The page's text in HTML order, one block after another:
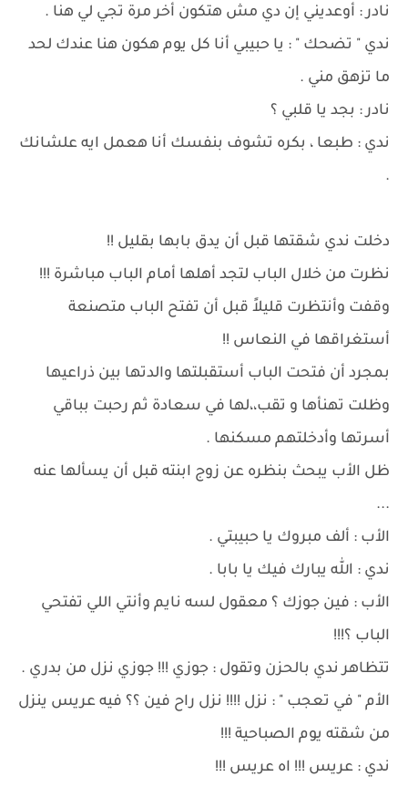
نادر : أوعديني إن دي مش هتكون أخر مرة تجي لي هنا .
ندي " تضحك " : يا حبيبي أنا كل يوم هكون هنا عندك لحد
ما تزهق مني .
نادر : بجد يا قلبي ؟
ندي : طبعا ، بكره تشوف بنفسك أنا هعمل ايه علشانك
.
دخلت ندي شقتها قبل أن يدق بابها بقليل !!
نظرت من خلال الباب لتجد أهلها أمام الباب مباشرة !!!
وقفت وأنتظرت قليلاً قبل أن تفتح الباب متصنعة
أستغراقها في النعاس !!
بمجرد أن فتحت الباب أستقبلتها والدتها بين ذراعيها
وظلت تهنأها و تقب،،لها في سعادة ثم رحبت بباقي
أسرتها وأدخلتهم مسكنها .
ظل الأب يبحث بنظره عن زوج ابنته قبل أن يسألها عنه
...
الأب : ألف مبروك يا حبيبتي .
ندي : الله يبارك فيك يا بابا .
الأب : فين جوزك ؟ معقول لسه نايم وأنتي اللي تفتحي
الباب ؟!!!
تتظاهر ندي بالحزن وتقول : جوزي !!! جوزي نزل من بدري .
الأم " في تعجب " : نزل !!!! نزل راح فين ؟؟ فيه عريس ينزل
من شقته يوم الصباحية !!!
ندي : عريس !!! اه عريس !!!